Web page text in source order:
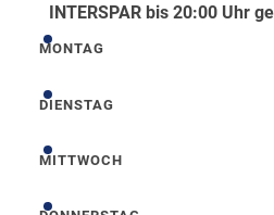
INTERSPAR bis 20:00 Uhr
Montag
MONTAG
Dienstag
DIENSTAG
Mittwoch
MITTWOCH